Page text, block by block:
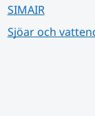
SIMAIR
Sjöar och